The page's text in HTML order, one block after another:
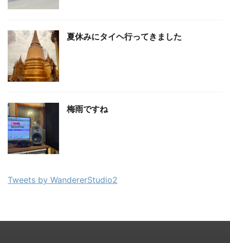
夏休みにタイヘ行ってきました
梅雨ですね
Tweets by WandererStudio2